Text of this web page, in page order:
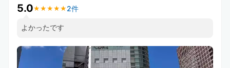
5.0★ ★ ★ ★ ★
★ ★ ★ ★ ★ 2件
よかったです